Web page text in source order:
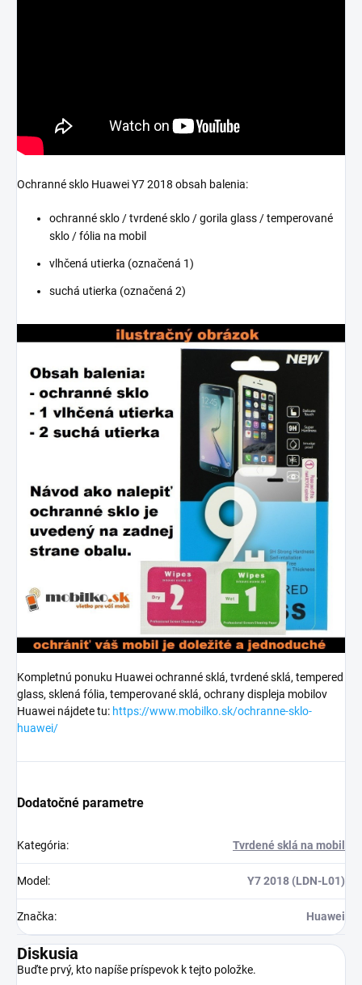
Ochranné sklo Huawei Y7 2018 obsah balenia:
ochranné sklo / tvrdené sklo / gorila glass / temperované
sklo / fólia na mobil
vlhčená utierka (označená 1)
suchá utierka (označená 2)
Kompletnú ponuku Huawei ochranné sklá, tvrdené sklá, tempered
glass, sklená fólia, temperované sklá, ochrany displeja mobilov
Huawei nájdete tu: https://www.mobilko.sk/ochranne-sklo-
huawei/
Dodatočné parametre
Kategória: Tvrdené sklá na mobil
Model : Y7 2018 (LDN-L01)
Značka: Huawei
Diskusia
Buďte prvý, kto napíše príspevok k tejto položke.